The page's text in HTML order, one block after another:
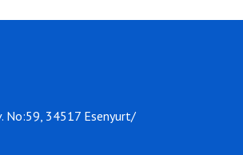
No:59, 34517 Esenyurt/